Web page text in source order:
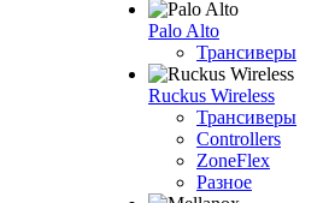
Palo Alto
Трансиверы
Ruckus Wireless
Трансиверы
Controllers
ZoneFlex
Разное